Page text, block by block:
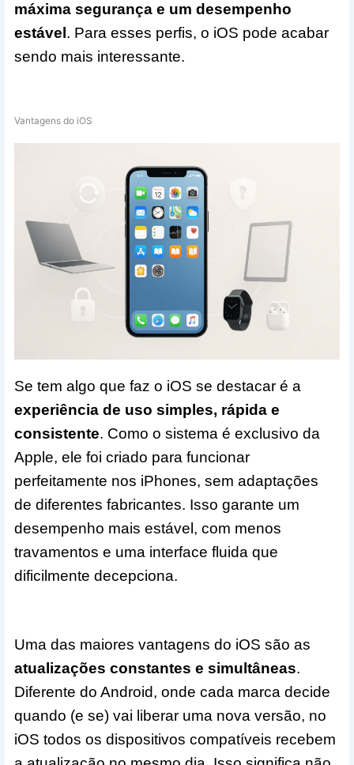
máxima segurança e um desempenho
estável . Para esses perfis, o iOS pode acabar
sendo mais interessante.
Vantagens do iOS
Se tem algo que faz o iOS se destacar é a
experiência de uso simples, rápida e
consistente. Como o sistema é exclusivo da
Apple, ele foi criado para funcionar
perfeitamente nos iPhones, sem adaptações
de diferentes fabricantes. Isso garante um
desempenho mais estável, com menos
travamentos e uma interface fluida que
dificilmente decepciona.
Uma das maiores vantagens do iOS são as
atualizações constantes e simultâneas.
Diferente do Android, onde cada marca decide
quando (e se) vai liberar uma nova versão, no
iOS todos os dispositivos compatíveis recebem